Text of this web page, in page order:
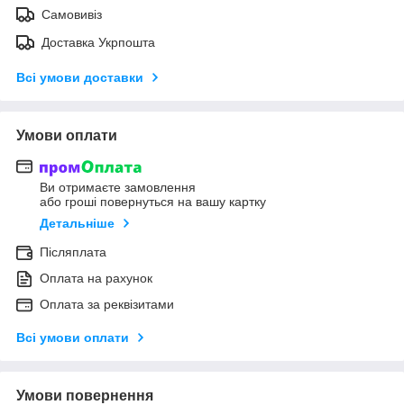
Самовивіз
Доставка Укрпошта
Всі умови доставки
Умови оплати
Ви отримаєте замовлення
або гроші повернуться на вашу картку
Детальніше
Післяплата
Оплата на рахунок
Оплата за реквізитами
Всі умови оплати
Умови повернення